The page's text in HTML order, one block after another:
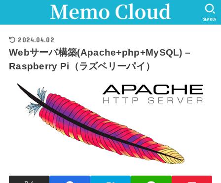
SEARCH
2024.04.02
Webサーバ構築(Apache+php+MySQL) –
Raspberry Pi（ラズベリーパイ）